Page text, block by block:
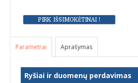
Parametrai Aprašymas
Ryšiai ir duomenų perdavimas